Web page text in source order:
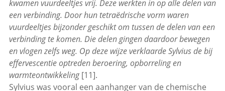
kwamen vuurdeeltjes vrij. Deze werkten in op alle delen van
een verbinding. Door hun tetraëdrische vorm waren
vuurdeeltjes bijzonder geschikt om tussen de delen van een
verbinding te komen. Die delen gingen daardoor bewegen
en vlogen zelfs weg. Op deze wijze verklaarde Sylvius de bij
effervescentie optreden beroering, opborreling en
warmteontwikkeling[11].
Sylvius was vooral een aanhanger van de chemische